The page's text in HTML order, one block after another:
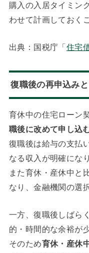
購入の入居タイミン
わせて計画しておく
出典：国税庁「 住宅
復職後の再申込み
育休中の住宅ローン
職後に改めて申し込
復職後は給与の支払
なる収入が明確にな
また育休・産休中と
なり、金融機関の選
一方、復職後しばら
的・時間的な余裕が
そのため育休・産休